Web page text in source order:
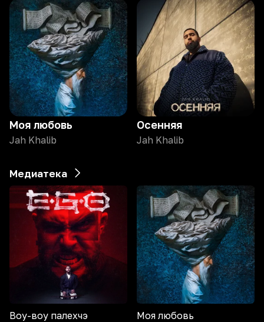
Моя любовь
Jah Khalib
Осенняя
Jah Khalib
Медиатека
Воу-воу палехчэ Моя любовь